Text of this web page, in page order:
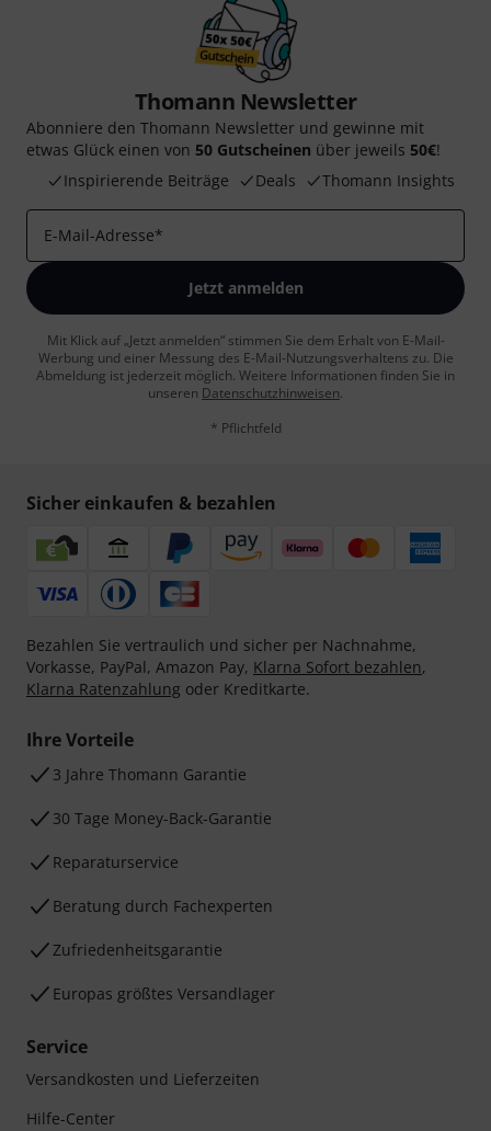
Thomann Newsletter
Abonniere den Thomann Newsletter und gewinne mit
etwas Glück einen von 50 Gutscheinen über jeweils 50€!
Inspirierende Beiträge
Deals Thomann Insights
E-Mail-Adresse*
Jetzt anmelden
Mit Klick auf „Jetzt anmelden“ stimmen Sie dem Erhalt von E-Mail-
Werbung und einer Messung des E-Mail-Nutzungsverhaltens zu. Die
Abmeldung ist jederzeit möglich. Weitere Informationen finden Sie in
unseren Datenschutzhinweisen.
* Pflichtfeld
Sicher einkaufen & bezahlen
Bezahlen Sie vertraulich und sicher per Nachnahme,
Vorkasse, PayPal, Amazon Pay, Klarna Sofort bezahlen,
Klarna Ratenzahlung oder Kreditkarte.
Ihre Vorteile
3 Jahre Thomann Garantie
30 Tage Money-Back-Garantie
Reparaturservice
Beratung durch Fachexperten
Zufriedenheitsgarantie
Europas größtes Versandlager
Service
Versandkosten und Lieferzeiten
Hilfe-Center